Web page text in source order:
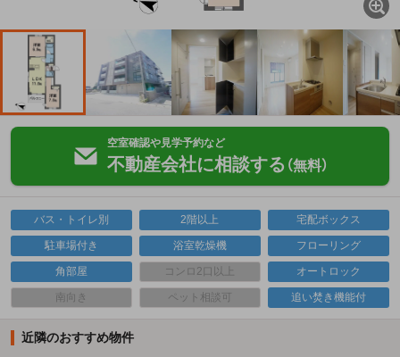
空室確認や見学予約など
不動産会社に相談する （無料）
バス・トイレ別 2階以上 宅配ボックス
駐車場付き 浴室乾燥機 フローリング
角部屋 コンロ2口以上 オートロック
南向き ペット相談可 追い焚き機能付
近隣のおすすめ物件